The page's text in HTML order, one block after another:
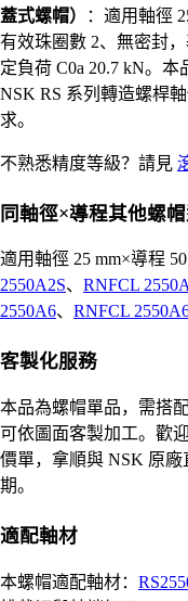
蓋式螺帽）
：適用軸徑
有效珠圈數 2、無密封
定負荷 C0a 20.7 kN。
NSK RS 系列轉造螺桿
求。
不熟悉精度等級？請見
同軸徑×導程其他螺
適用軸徑 25 mm×導程
2550A2S、 RNFCL
2550A6、 RNFCL
客製化服務
本品為螺帽單品，需搭
可依圖面客製加工。歡
價單，拿順與 NSK 原
期。
適配軸材
本螺帽適配軸材：